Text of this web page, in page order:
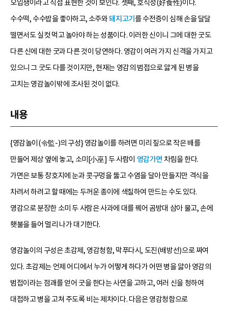
오입쟁이라고 직접 표현한 것이 보인다. 셋째, 호식성(好食性)이다.
수수떡, 수수밥을 좋아하고, 소주와돼지고기 를 수전증이 심해 손을 달달
떨면서도 실컷 먹고 놀아야 하는 성품이다. 이러한 신이니 그에 대한 굿도
다른 신에 대한 굿과 다른 것이 당연하다. 영감이 여러 가지 신격을 가지고
있으니 그 굿도 다를 것이지만, 현재는 영감의 범접으로 앓게 된 병을
고치는 영감놀이밖에 조사된 것이 없다.
내용
{영감놀이(令監-)의 구성} 영감놀이를 하려면 미리 짚으로 작은 배를
만들어 제상 옆에 놓고, 소미[小巫] 두 사람이 영감가면 차림을 한다.
가면은 보통 창호지에 눈과 콧구멍을 뚫고 수염을 달아 만들지만 격식을
차려서 하려고 할 때에는 두꺼운 종이에 색칠하여 만드는 수도 있다.
영감으로 분장한 소미 두 사람은 사과에 대를 꿰어 곰방대 삼아 물고, 손에
횃불을 들어 멀리 나가 대기한다.
영감놀이의 구성은 초감제, 영감청함, 막푸다시, 도진(배방선)으로 짜여
있다. 초감제는 언제 어디에서 누가 어떻게 하다가 어떤 병을 앓아 영감의
범접이라는 점괘를 얻어 굿을 한다는 사연을 고하고, 여러 신을 청하여
대접하고 병을 고쳐 주도록 비는 제차이다. 다음은 영감청함으로